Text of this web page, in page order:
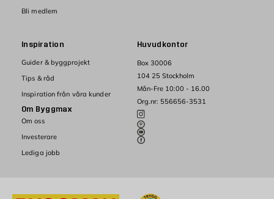
Huvudkontor
Box 30006
104 25 Stockholm
Mån-Fre 10:00 - 16.00
Org.nr: 556656-3531
Bli medlem
Inspiration
Guider & byggprojekt
Tips & råd
Inspiration från våra kunder
Om Byggmax
Om oss
Investerare
Lediga jobb